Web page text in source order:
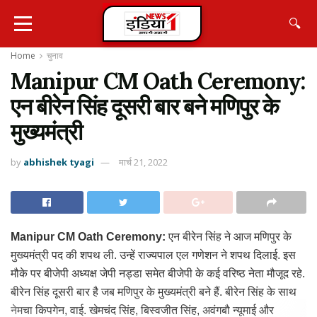
🔍
Home चुनाव
Manipur CM Oath Ceremony:
एन बीरेन सिंह दूसरी बार बने मणिपुर के
मुख्यमंत्री
by abhishek tyagi मार्च 21, 2022
Manipur CM Oath Ceremony: एन बीरेन सिंह ने आज मणिपुर के
मुख्यमंत्री पद की शपथ ली. उन्हें राज्यपाल एल गणेशन ने शपथ दिलाई. इस
मौके पर बीजेपी अध्यक्ष जेपी नड्डा समेत बीजेपी के कई वरिष्ठ नेता मौजूद रहे.
बीरेन सिंह दूसरी बार है जब मणिपुर के मुख्यमंत्री बने हैं. बीरेन सिंह के साथ
नेमचा किपगेन, वाई. खेमचंद सिंह, बिस्वजीत सिंह, अवंगबौ न्यूमाई और